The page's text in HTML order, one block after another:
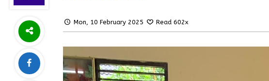
Mon, 10 February 2025 Read 602x